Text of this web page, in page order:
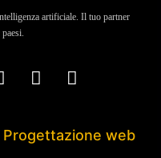
artificiale. Il tuo partner
Progettazione web